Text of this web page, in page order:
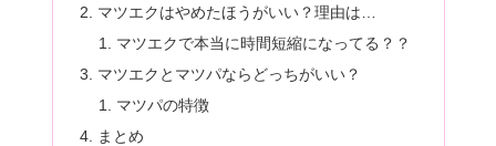
マツエクはやめたほうがいい？理由は…
マツエクで本当に時間短縮になってる？？
マツエクとマツパならどっちがいい？
マツパの特徴
まとめ